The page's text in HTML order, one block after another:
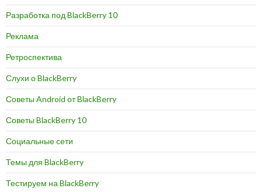
Разработка под BlackBerry 10
Реклама
Ретроспектива
Слухи о BlackBerry
Советы Android от BlackBerry
Советы BlackBerry 10
Социальные сети
Темы для BlackBerry
Тестируем на BlackBerry